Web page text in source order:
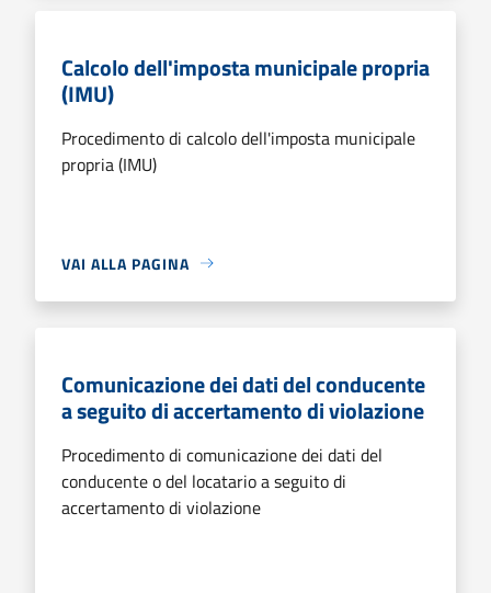
Calcolo dell'imposta municipale propria
(IMU)
Procedimento di calcolo dell'imposta municipale
propria (IMU)
VAI ALLA PAGINA
Comunicazione dei dati del conducente
a seguito di accertamento di violazione
Procedimento di comunicazione dei dati del
conducente o del locatario a seguito di
accertamento di violazione